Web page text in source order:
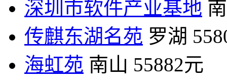
深圳市软件产业基地
传麒东湖名苑 罗湖
海虹苑 南山 55882元